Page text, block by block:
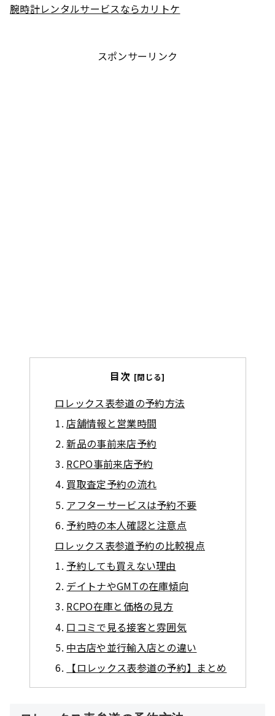
腕時計レンタルサービスならカリトケ
スポンサーリンク
目次
ロレックス表参道の予約方法
店舗情報と営業時間
新品の事前来店予約
RCPO事前来店予約
買取査定予約の流れ
アフターサービスは予約不要
予約時の本人確認と注意点
ロレックス表参道予約の比較視点
予約しても買えない理由
デイトナやGMTの在庫傾向
RCPO在庫と価格の見方
口コミで見る接客と雰囲気
中古店や並行輸入店との違い
【ロレックス表参道の予約】まとめ